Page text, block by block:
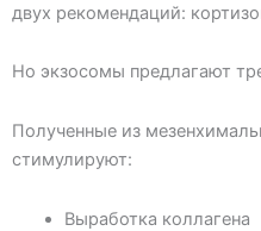
двух рекомендаций:
Но экзосомы предлагают
Полученные из
стимулируют:
Выработка коллагена